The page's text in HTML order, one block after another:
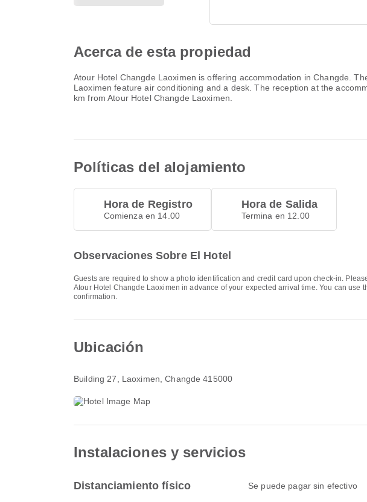
Acerca de esta propiedad
Atour Hotel Changde Laoximen is offering accommodation in Changde.
Laoximen feature air conditioning and a desk. The reception at the
km from Atour Hotel Changde Laoximen.
Políticas del alojamiento
Hora de Registro
Comienza en 14.00
Hora de Salida
Termina en 12.00
Observaciones Sobre El Hotel
Guests are required to show a photo identification and credit card upon check-in.
Atour Hotel Changde Laoximen in advance of your expected arrival time. You can
confirmation.
Ubicación
Building 27, Laoximen , Changde 415000
Instalaciones y servicios
Distanciamiento físico Se puede pagar sin efectivo